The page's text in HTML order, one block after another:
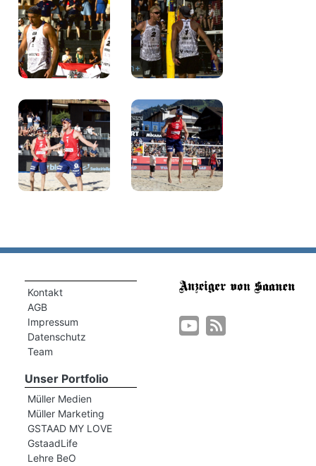
Kontakt
AGB
Impressum
Datenschutz
Team
Unser Portfolio
Müller Medien
Müller Marketing
GSTAAD MY LOVE
GstaadLife
Lehre BeO